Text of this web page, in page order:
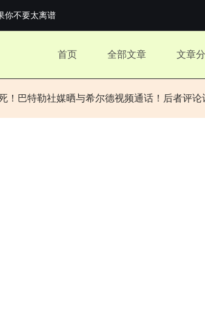
你不要太离谱
贯对上全满亚，德约...
不要太离谱
首页 全部文章 文章
！巴特勒社媒晒与希尔德视频通话！后者评论